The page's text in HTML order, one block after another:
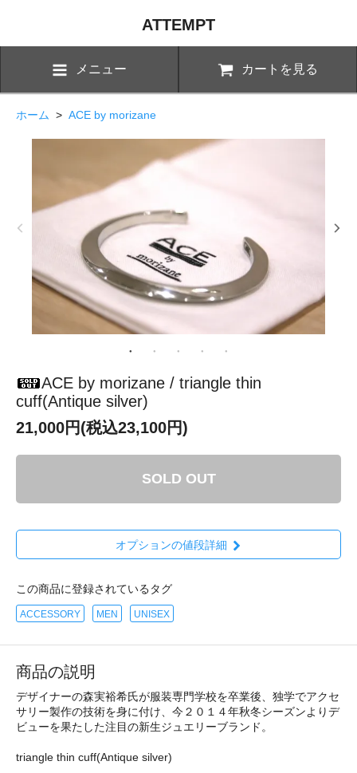
ATTEMPT
メニュー カートを見る
ホーム > ACE by morizane
ACE by morizane / triangle thin
cuff(Antique silver)
21,000円(税込23,100円)
SOLD OUT
オプションの値段詳細
この商品に登録されているタグ
ACCESSORY MEN UNISEX
商品の説明
デザイナーの森実裕希氏が服装専門学校を卒業後、独学でアクセ
サリー製作の技術を身に付け、今２０１４年秋冬シーズンよりデ
ビューを果たした注目の新生ジュエリーブランド。
triangle thin cuff(Antique silver)